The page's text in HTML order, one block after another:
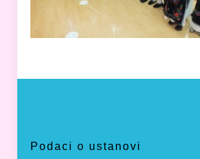
Podaci o ustanovi